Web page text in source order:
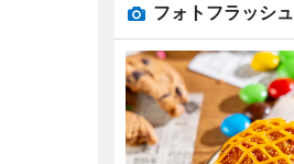
フォトフラッシュ